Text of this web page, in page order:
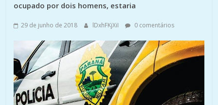
ocupado por dois homens, estaria
29 de junho de 2018 lDxhFKjXiI 0 comentários